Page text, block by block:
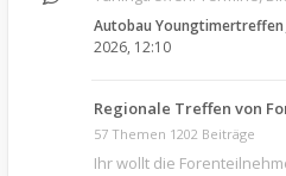
Autobau Youngtimertreffen
2026, 12:10
Regionale Treffen von
57 Themen 1202 Beiträge
Ihr wollt die